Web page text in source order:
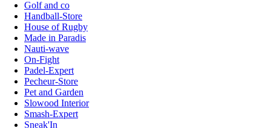
Golf and co
Handball-Store
House of Rugby
Made in Paradis
Nauti-wave
On-Fight
Padel-Expert
Pecheur-Store
Pet and Garden
Slowood Interior
Smash-Expert
Sneak'In